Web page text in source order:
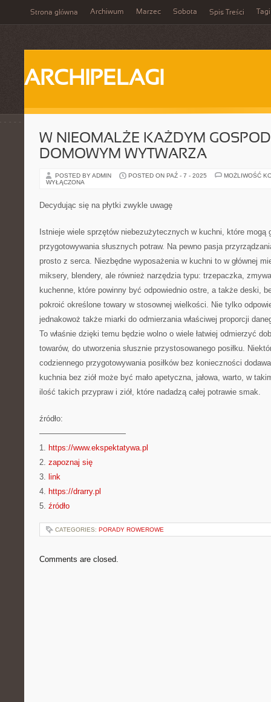
Strona główna Archiwum Marzec Sobota Spis Treści Tagi
ARCHIPELAGI
W NIEOMALŻE KAŻDYM
DOMOWYM WYTWARZA
POSTED BY ADMIN POSTED ON PAŹ - 7 - 2025
MOŻLIWOŚĆ
WYŁĄCZONA
Decydując się na płytki zwykle uwagę
Istnieje wiele sprzętów niebezużytecznych w kuchni, które mogą
przygotowywania słusznych potraw. Na pewno pasja
prosto z serca. Niezbędne wyposażenia w kuchni to w głównej
miksery, blendery, ale również narzędzia typu: trzepaczka,
kuchenne, które powinny być odpowiednio ostre, a także deski,
pokroić określone towary w stosownej wielkości. Nie tylko
jednakowoż także miarki do odmierzania właściwej proporcji
To właśnie dzięki temu będzie wolno o wiele łatwiej odmierzyć
towarów, do utworzenia słusznie przystosowanego posiłku.
codziennego przygotowywania posiłków bez konieczności
kuchnia bez ziół może być mało apetyczna, jałowa, warto, w
ilość takich przypraw i ziół, które nadadzą całej potrawie smak.
źródło:
———————————
1. https://www.ekspektatywa.pl
2. zapoznaj się
3. link
4. https://drarry.pl
5. źródło
CATEGORIES: PORADY ROWEROWE
Comments are closed.